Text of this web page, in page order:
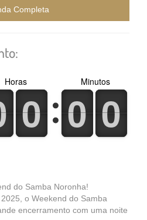
Completa
0
0
1
1
Horas
0
0
1
1 0
0
1
1
Minutos
do Samba Noronha!
o Weekend do Samba
encerramento com uma noite